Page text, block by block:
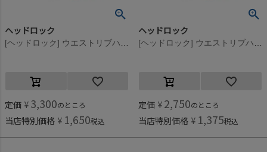
ヘッドロック
定価 ¥ 3,300のところ
当店特別価格 ¥ 1,650税込
ヘッドロック
定価 ¥ 2,750のところ
当店特別価格 ¥ 1,375税込